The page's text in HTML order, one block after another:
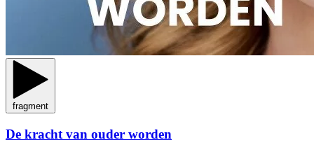
fragment
De kracht van ouder worden